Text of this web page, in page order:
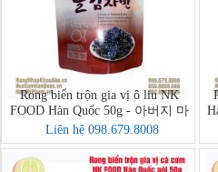
Rong biển trộn gia vị ô liu NK
FOOD Hàn Quốc 50g - 아버지 마
음을 담아 아마씨유 돌김자반
Liên hệ 098.679.8008